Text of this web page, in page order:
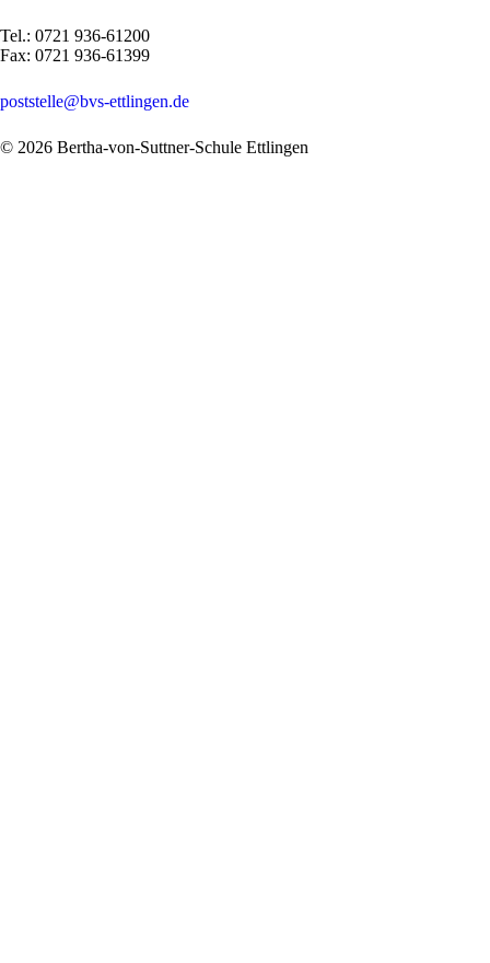
Tel.: 0721 936-61200
Fax: 0721 936-61399
poststelle@bvs-ettlingen.de
© 2026 Bertha-von-Suttner-Schule Ettlingen